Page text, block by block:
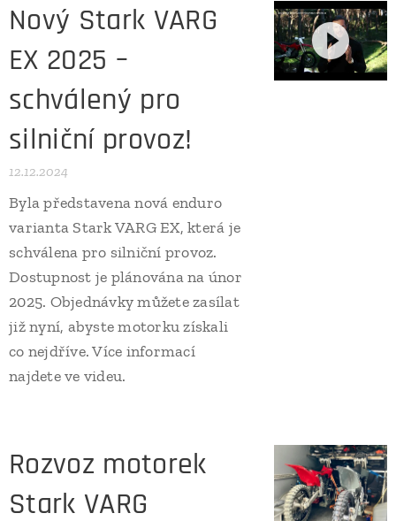
Nový Stark VARG
EX 2025 –
schválený pro
silniční provoz!
12.12.2024
Byla představena nová enduro
varianta Stark VARG EX, která je
schválena pro silniční provoz.
Dostupnost je plánována na únor
2025. Objednávky můžete zasílat
již nyní, abyste motorku získali
co nejdříve. Více informací
najdete ve videu.
Rozvoz motorek
Stark VARG